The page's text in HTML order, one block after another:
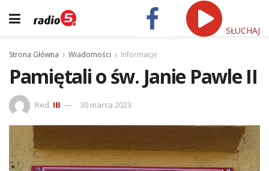
SŁUCHAJ
Strona Główna Wiadomości Informacje
Pamiętali o św. Janie Pawle II
Red. IB 30 marca 2023